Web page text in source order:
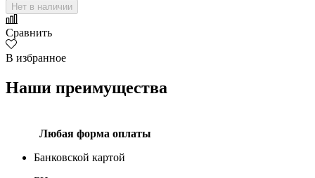
Нет в наличии
Сравнить
В избранное
Наши преимущества
Любая форма оплаты
Банковской картой